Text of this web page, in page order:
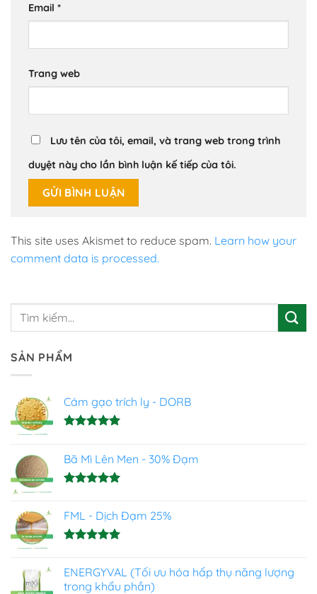
Email *
Trang web
Lưu tên của tôi, email, và trang web trong trình
duyệt này cho lần bình luận kế tiếp của tôi.
This site uses Akismet to reduce spam. Learn how your
comment data is processed.
SẢN PHẨM
Cám gạo trích ly - DORB
5 sao
Bã Mì Lên Men - 30% Đạm
5 sao
FML - Dịch Đạm 25%
5 sao
ENERGYVAL (Tối ưu hóa hấp thụ năng lượng
trong khẩu phần)